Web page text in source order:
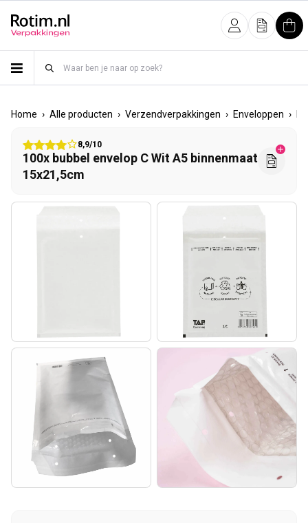
InloggenOfferte
Home › Alle producten › Verzendverpakkingen › Enveloppen ›
8,9/10
100x bubbel envelop C Wit A5 binnenmaat
15x21,5cm